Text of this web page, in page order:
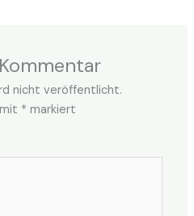
nicht veröffentlicht.
* markiert